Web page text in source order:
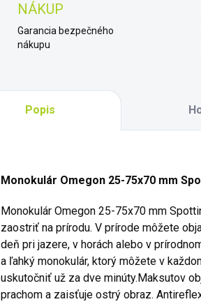
NÁKUP
Garancia bezpečného
nákupu
Popis
Monokulár Omegon 25-75x70 mm
Monokulár Omegon 25-75x70 mm
zaostriť na prírodu. V prírode môžete
deň pri jazere, v horách alebo v
a ľahký monokulár, ktorý môžete v
uskutočniť už za dve minúty.Maksutov
prachom a zaisťuje ostrý obraz.